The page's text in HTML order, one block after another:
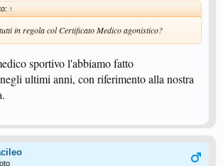
↑
in regola col Certificato Medico agonistico?
sportivo l'abbiamo fatto
ultimi anni, con riferimento alla nostra